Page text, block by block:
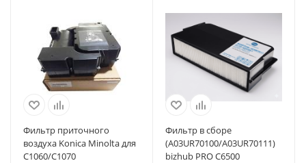
Фильтр приточного
воздуха Konica Minolta для
C1060/C1070
Фильтр в сборе
(A03UR70100/A03UR70111)
bizhub PRO C6500